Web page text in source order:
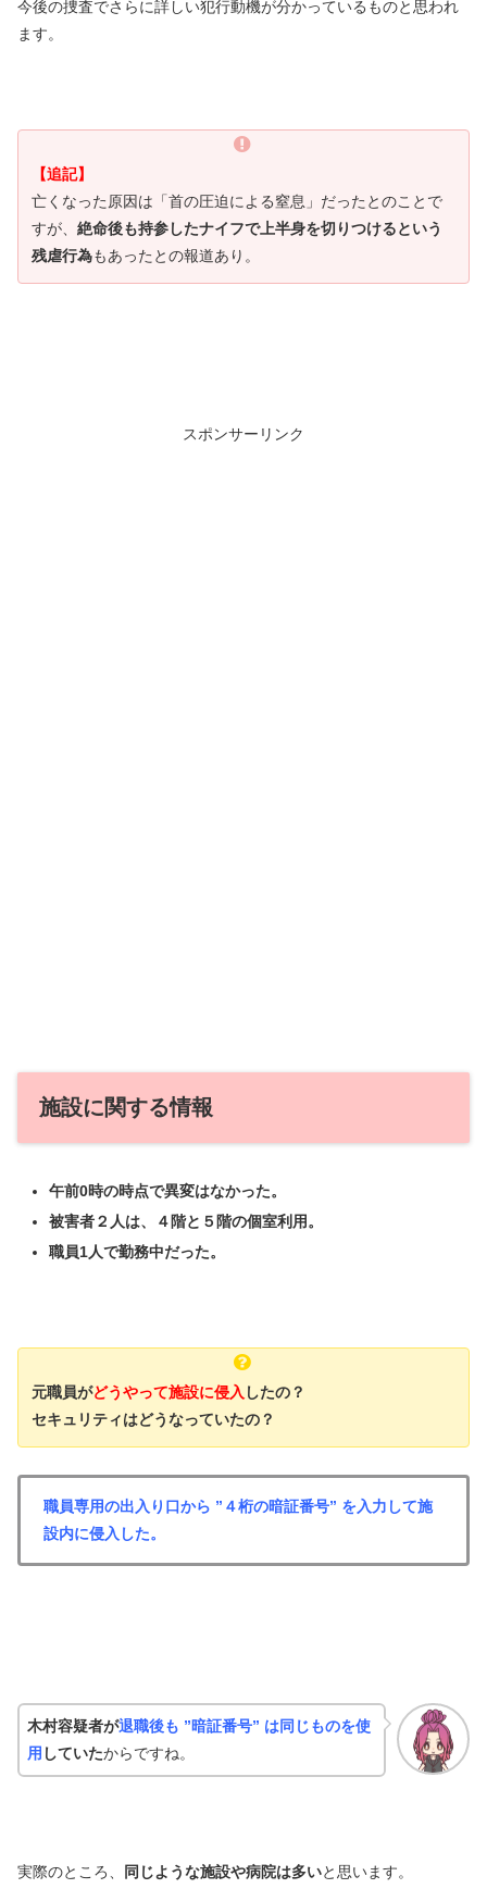
今後の捜査でさらに詳しい犯行動機が分かっているものと思われ
ます。
【追記】
亡くなった原因は「首の圧迫による窒息」だったとのことで
すが、 絶命後も持参したナイフで上半身を切りつけるという
残虐行為もあったとの報道あり。
スポンサーリンク
施設に関する情報
午前0時の時点で異変はなかった。
被害者２人は、４階と５階の個室利用。
職員1人で勤務中だった。
元職員がどうやって施設に侵入 したの？
セキュリティはどうなっていたの？
職員専用の出入り口から ”４桁の暗証番号” を入力して施
設内に侵入した。
木村容疑者が退職後も ”暗証番号” は同じものを使
用 していたからですね。
実際のところ、 同じような施設や病院は多いと思います。